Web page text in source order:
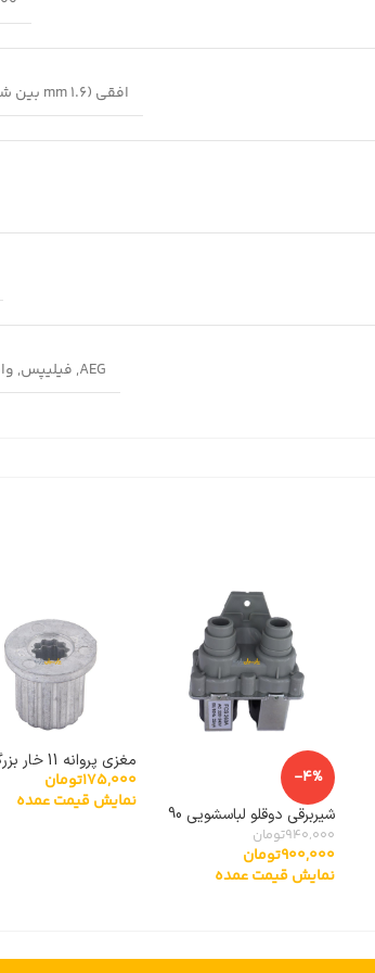
افقی (1.6 mm بین شیارها)
AEG
, فیلیپس,
-4%
شیربرقی دوقلو لباسشویی 90
درجه توشیبا
940,000تومان
900,000تومان
نمایش قیمت عمده
مغزی پروانه 11 خار بزرگ
175,000تومان
نمایش قیمت عمده